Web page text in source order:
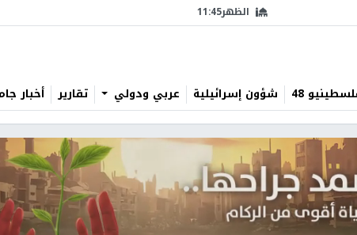
الظهر11:45
48 شؤون إسرائيلية عربي ودولي تقارير أخبار